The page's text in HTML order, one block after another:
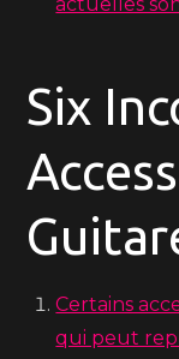
Six
Certains
qui peut